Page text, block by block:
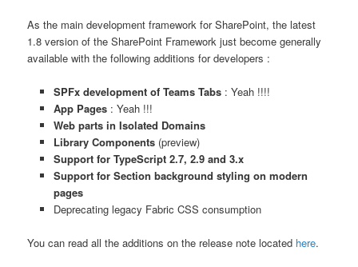
As the main development framework for SharePoint, the latest
1.8 version of the SharePoint Framework just become generally
available with the following additions for developers :
SPFx development of Teams Tabs: Yeah !!!!
App Pages: Yeah !!!
Web parts in Isolated Domains
Library Components(preview)
Support for TypeScript 2.7, 2.9 and 3.x
Support for Section background styling on modern
pages
Deprecating legacy Fabric CSS consumption
You can read all the additions on the release note located here.